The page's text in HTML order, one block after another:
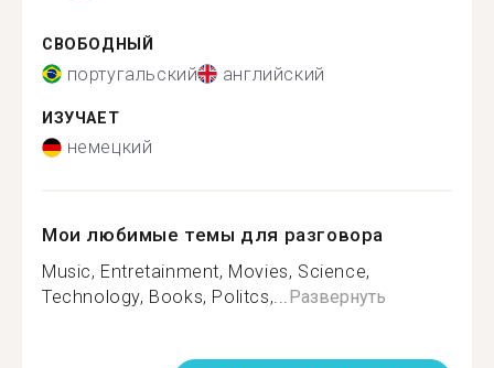
СВОБОДНЫЙ
португальский английский
ИЗУЧАЕТ
немецкий
Мои любимые темы для разговора
Music, Entretainment, Movies, Science,
Technology, Books, Politcs,...Развернуть